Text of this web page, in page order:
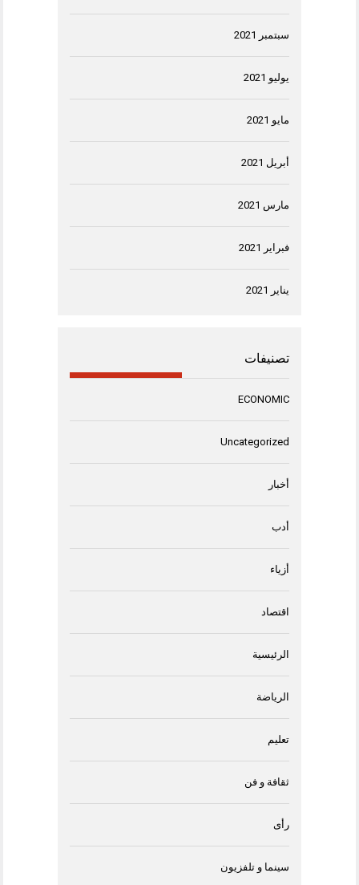
سبتمبر 2021
يوليو 2021
مايو 2021
أبريل 2021
مارس 2021
فبراير 2021
يناير 2021
تصنيفات
ECONOMIC
Uncategorized
أخبار
أدب
أزياء
اقتصاد
الرئيسية
الرياضة
تعليم
ثقافة و فن
رأى
سينما و تلفزيون